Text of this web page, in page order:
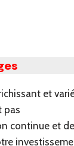
et
pas
continue et